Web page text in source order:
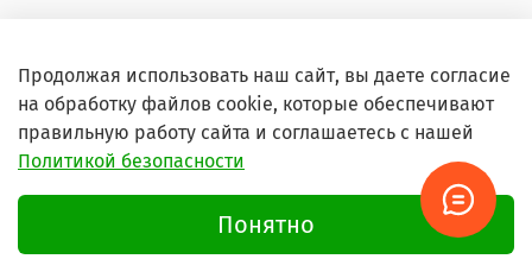
© 2026 Любое использование контента без письменного
Продолжая использовать наш сайт, вы даете согласие
на обработку файлов cookie, которые обеспечивают
правильную работу сайта и соглашаетесь с нашей
Политикой безопасности
Понятно